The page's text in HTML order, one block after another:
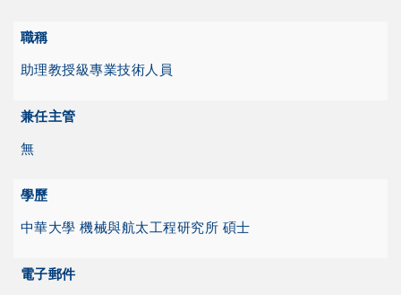
職稱
助理教授級專業技術人員
兼任主管
無
學歷
中華大學 機械與航太工程研究所 碩士
電子郵件